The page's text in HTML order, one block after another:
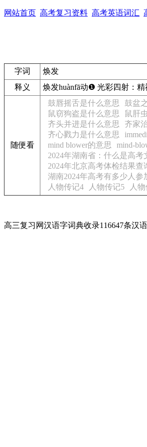
网站首页 高考复习资料 高考英语词汇
字词
焕发
释义
焕发huànfā动❶ 光彩四射： 精
随便看
鼓唇摇舌是什么意思 鼓盆
鼠窃狗盗是什么意思
鼠肝
齐头并进是什么意思
齐家
齐心戮力是什么意思
mind blower的意思
mind-
2024年湖南省：什么是高
2024年北京高考体检结果查
湖南2024年高考有多少人参
人物传记4
人物传记5 人
高三复习网汉语字词典收录116647条汉